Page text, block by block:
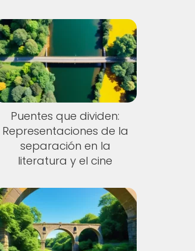
Puentes que dividen:
Representaciones de la
separación en la
literatura y el cine